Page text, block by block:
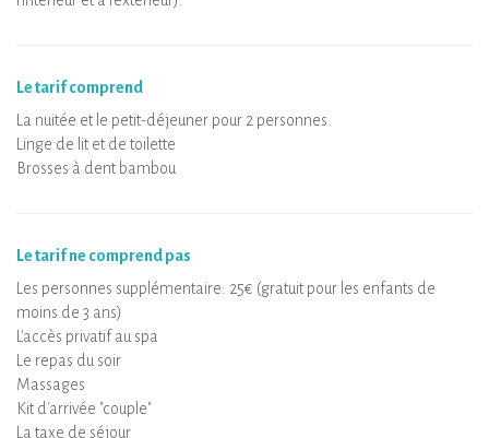
Le tarif comprend
La nuitée et le petit-déjeuner pour 2 personnes
Linge de lit et de toilette
Brosses à dent bambou
Le tarif ne comprend pas
Les personnes supplémentaire: 25€ (gratuit pour les enfants de
moins de 3 ans)
L'accès privatif au spa
Le repas du soir
Massages
Kit d'arrivée "couple"
La taxe de séjour